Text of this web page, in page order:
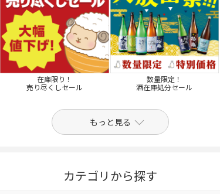
在庫限り！
売り尽くしセール
数量限定！
酒在庫処分セール
もっと見る
カテゴリから探す